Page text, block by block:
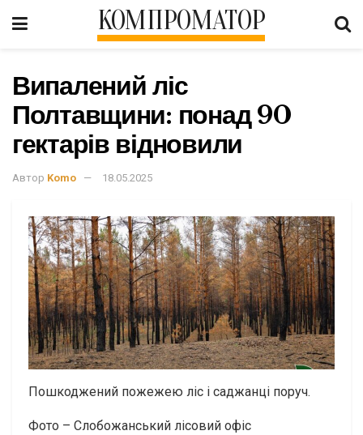
КОМПРОМАТОР
Випалений ліс
Полтавщини: понад 90
гектарів відновили
Автор Komo 18.05.2025
Пошкоджений пожежею ліс і саджанці поруч.
Фото – Слобожанський лісовий офіс